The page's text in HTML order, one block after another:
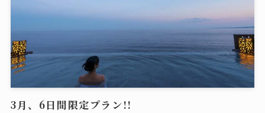
3月、6日間限定プラン!!